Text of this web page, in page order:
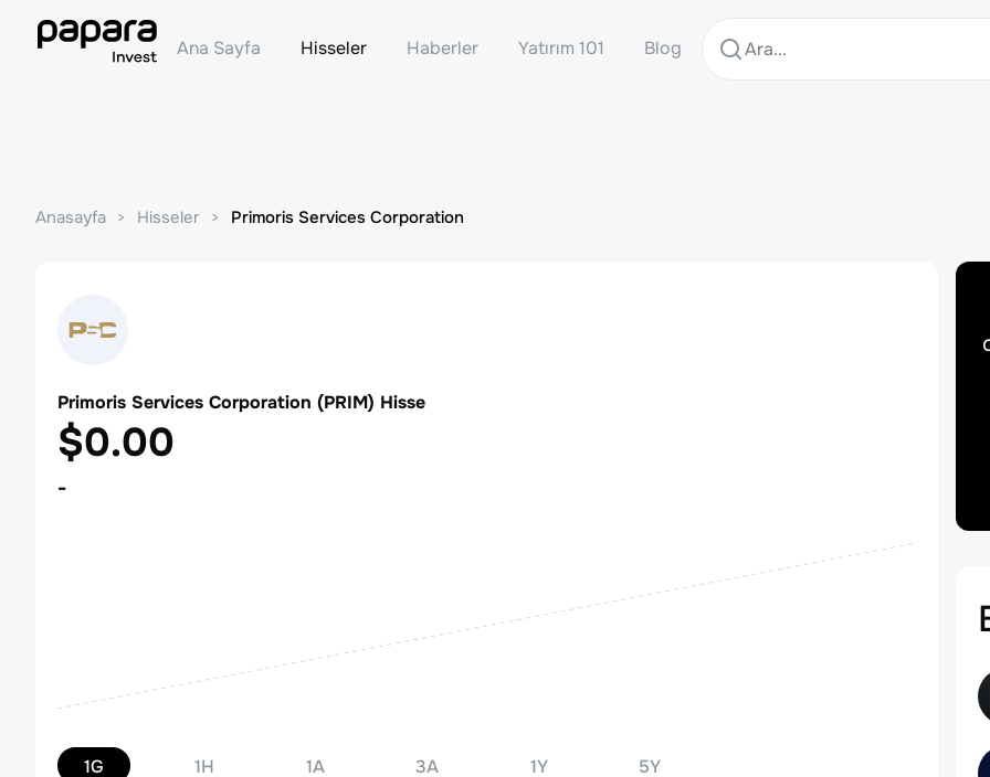
Ana Sayfa Hisseler Haberler Yatırım 101 Blog
Anasayfa Hisseler Primoris Services Corporation
Primoris Services Corporation (PRIM) Hisse
$0.00
-
1G 1H 1A 3A 1Y 5Y